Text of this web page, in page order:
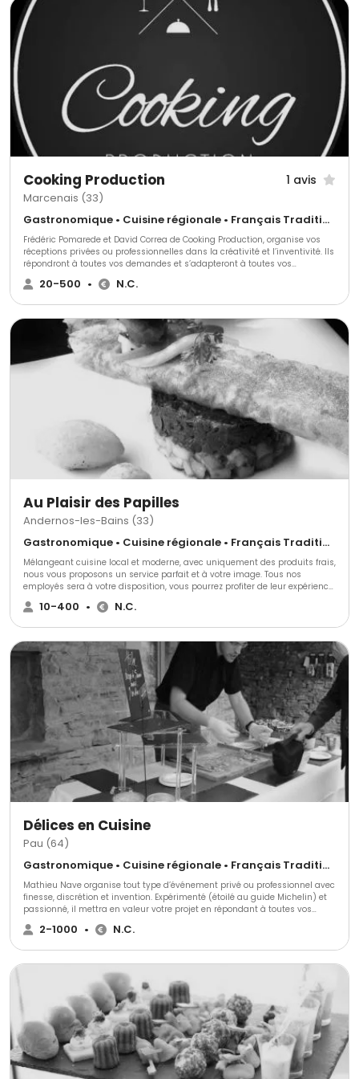
Apportez une touche élégante à votre événement grâce à nos
compositions florales. Forts d’une cuisine raffinée et d’une équipe
professionnelle et dynamique, nous veillons à la réussite de vos projets
d'une étude personnalisée, adaptée au thème et à vos besoins
supplémentaires, contactez-nous via le formulaire dédié. Notre service
traiteur s'engage à vous fournir une réponse rapide et adaptée à vos
attentes. Organisez votre événement avec une prestation sur mesure et
une cuisine de qualité qui raviront tous vos convives.
Cooking Production 1 avis
Marcenais (33)
Gastronomique • Cuisine régionale • Français Traditionnel
Frédéric Pomarede et David Correa de Cooking Production, organise vos
réceptions privées ou professionnelles dans la créativité et l’inventivité. Ils
répondront à toutes vos demandes et s’adapteront à toutes vos
exigences.
20-500 • N.C.
Au Plaisir des Papilles
Andernos-les-Bains (33)
Gastronomique • Cuisine régionale • Français Traditionnel
Mélangeant cuisine local et moderne, avec uniquement des produits frais,
nous vous proposons un service parfait et à votre image. Tous nos
employés sera à votre disposition, vous pourrez profiter de leur expérience
et ils réaliseront à la perfection votre projet selon vos demandes dans la
qualité et un service irréprochable.
10-400 • N.C.
Délices en Cuisine
Pau (64)
Gastronomique • Cuisine régionale • Français Traditionnel
Mathieu Nave organise tout type d’événement privé ou professionnel avec
finesse, discrétion et invention. Expérimenté (étoilé au guide Michelin) et
passionné, il mettra en valeur votre projet en répondant à toutes vos
attentes et exigences. En 2009, il crée la société Délices en cuisine dans la
région Paloise. Son seul but est de trouver votre satisfaction et votre
2-1000 • N.C.